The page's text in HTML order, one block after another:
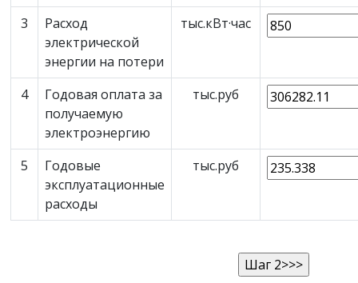
3
Расход
электрической
энергии на потери
тыс.кВт·час
4
Годовая оплата за
получаемую
электроэнергию
тыс.руб
5
Годовые
эксплуатационные
расходы
тыс.руб